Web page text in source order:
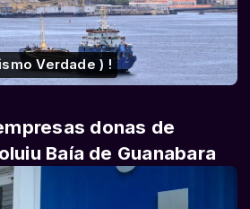
Verdade ) !
donas de
Baía de Guanabara